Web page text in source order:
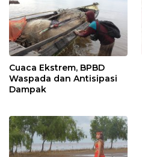
Cuaca Ekstrem, BPBD
Waspada dan Antisipasi
Dampak